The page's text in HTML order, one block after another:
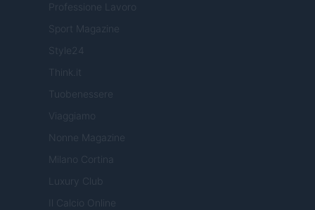
Professione Lavoro
Sport Magazine
Style24
Think.it
Tuobenessere
Viaggiamo
Nonne Magazine
Milano Cortina
Luxury Club
Il Calcio Online